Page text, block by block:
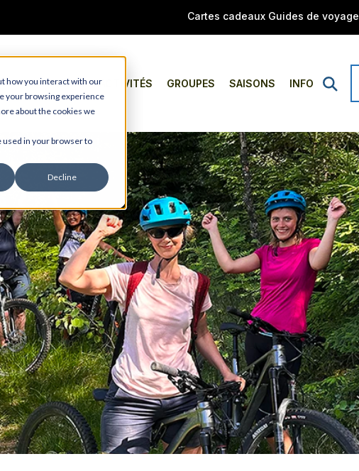
how you interact with our
your browsing experience
about the cookies we
used in your browser to
Decline
Cartes cadeaux Guides de voyage
TAPER ACTIVITÉS GROUPES SAISONS INFO
Open
Search